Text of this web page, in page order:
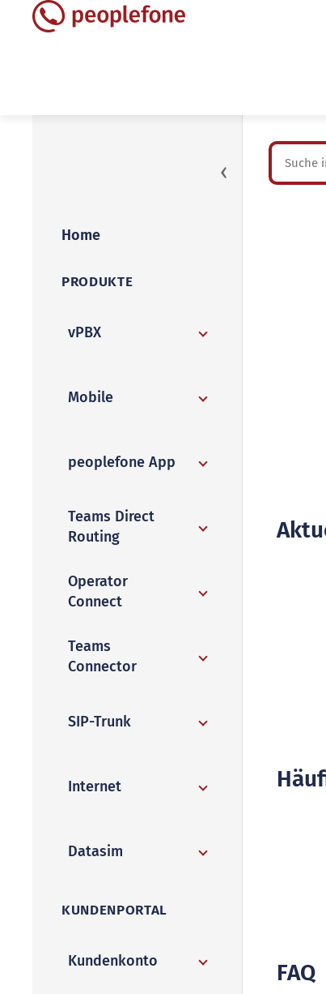
‹
Home
PRODUKTE
vPBX
Mobile
peoplefone App
Teams Direct
Routing
Operator
Connect
Teams
Connector
SIP-Trunk
Internet
Datasim
KUNDENPORTAL
Kundenkonto FAQ